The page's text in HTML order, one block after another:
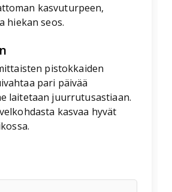
kasvuturpeen,
hiekan seos.
pistokkaiden
pari päivää
laitetaan juurrutusastiaan.
kasvaa hyvät